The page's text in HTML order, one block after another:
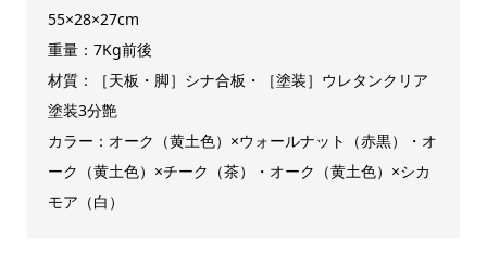
55×28×27cm
重量：7Kg前後
材質：［天板・脚］シナ合板・［塗装］ウレタンクリア
塗装3分艶
カラー：オーク（黄土色）×ウォールナット（赤黒）・オ
ーク（黄土色）×チーク（茶）・オーク（黄土色）×シカ
モア（白）